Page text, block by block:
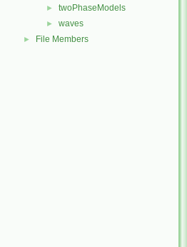
► twoPhaseModels
► waves
► File Members